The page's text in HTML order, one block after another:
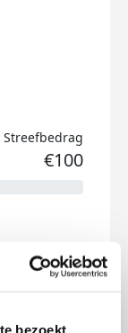
bezoekt.
Streefbedrag
€100